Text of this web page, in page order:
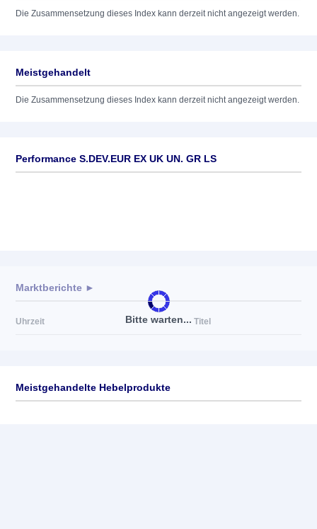
Die Zusammensetzung dieses Index kann derzeit nicht angezeigt werden.
Meistgehandelt
Die Zusammensetzung dieses Index kann derzeit nicht angezeigt werden.
Performance S.DEV.EUR EX UK UN. GR LS
Bitte warten...
Marktberichte ►
Uhrzeit Titel
Meistgehandelte Hebelprodukte